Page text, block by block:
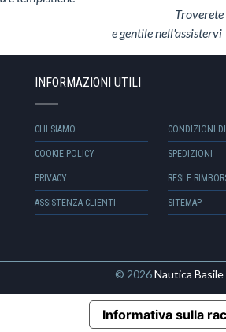
e gentile nell'assistervi
INFORMAZIONI UTILI
CHI SIAMO CONDIZIONI
COOKIE POLICY SPEDIZIONI
PRIVACY RESI E
ASSISTENZA CLIENTI SITEMAP
© 2026Nautica Basile
Informativa sulla